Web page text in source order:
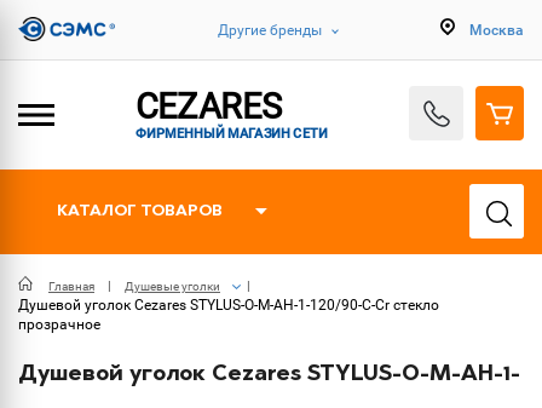
Другие бренды Москва
CEZARES
ФИРМЕННЫЙ МАГАЗИН СЕТИ
КАТАЛОГ ТОВАРОВ
Главная Душевые уголки
Душевой уголок Cezares STYLUS-O-M-AH-1-120/90-C-Cr стекло
прозрачное
Душевой уголок Cezares STYLUS-O-M-AH-1-